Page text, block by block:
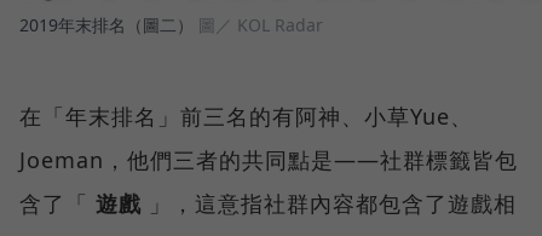
2019年末排名（圖二） 圖／ KOL Radar
在「年末排名」前三名的有阿神、小草Yue、
Joeman，他們三者的共同點是——社群標籤皆包
含了「 遊戲 」，這意指社群內容都包含了遊戲相